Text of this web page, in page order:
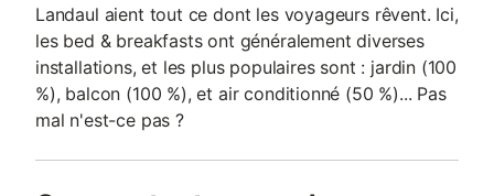
Landaul aient tout ce dont les voyageurs rêvent. Ici,
les bed & breakfasts ont généralement diverses
installations, et les plus populaires sont : jardin (100
%), balcon (100 %), et air conditionné (50 %)... Pas
mal n'est-ce pas ?